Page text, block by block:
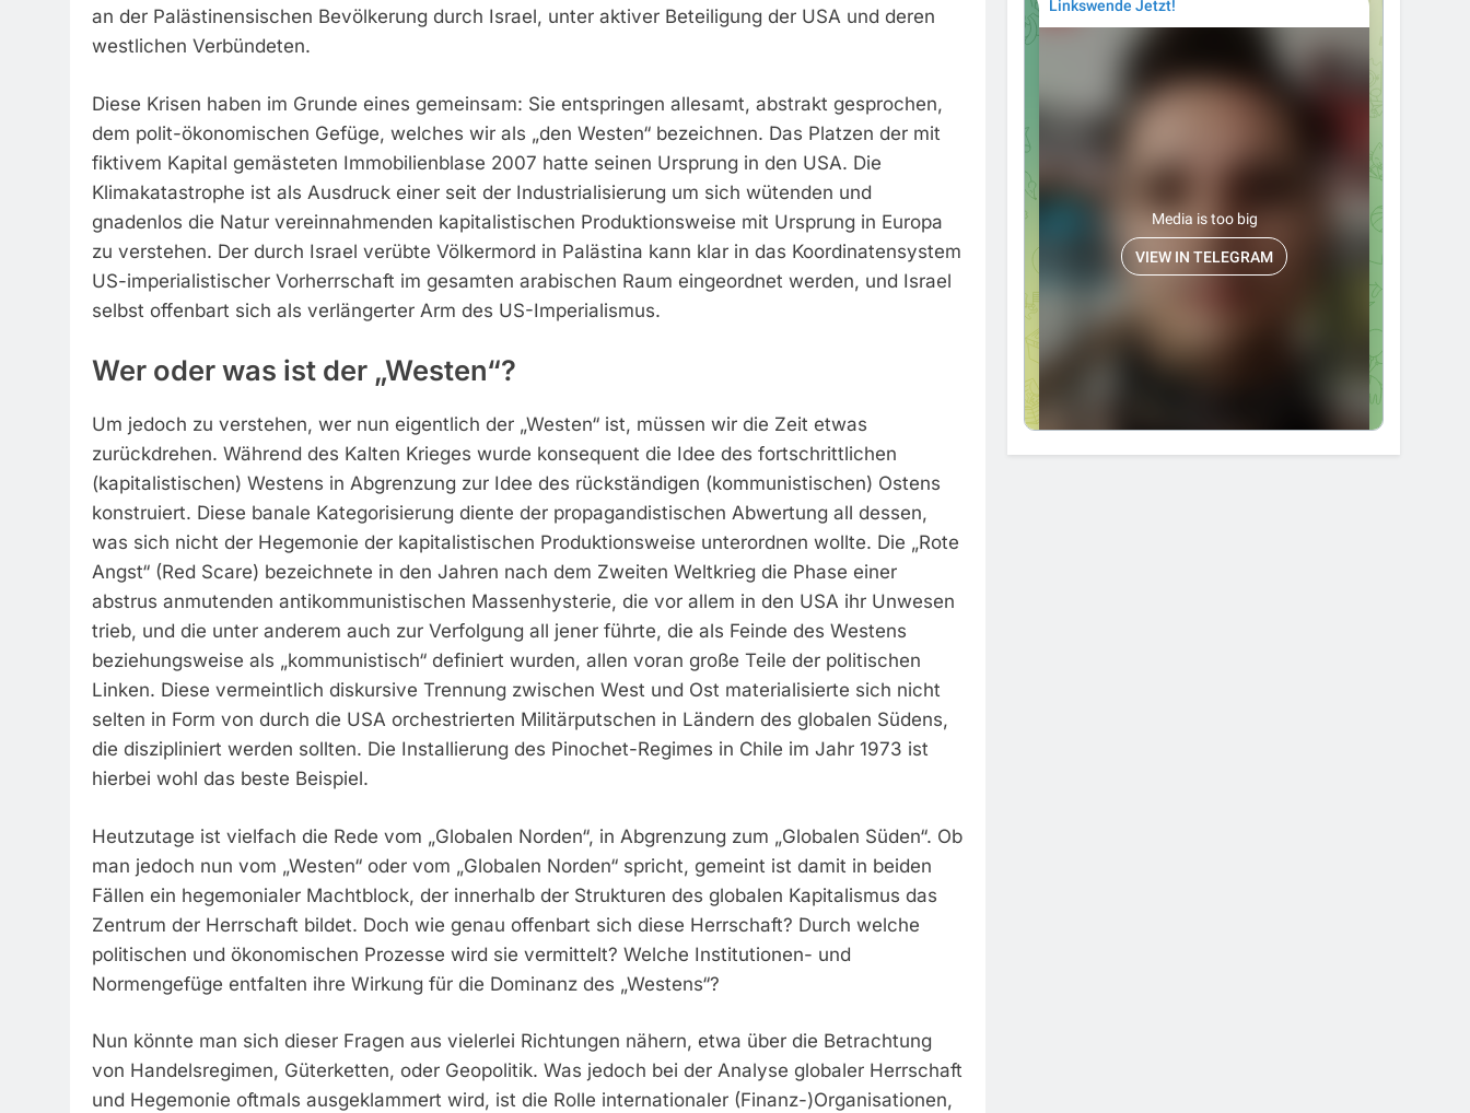
an der Palästinensischen Bevölkerung durch Israel, unter aktiver Beteiligung der USA und deren
westlichen Verbündeten.
Diese Krisen haben im Grunde eines gemeinsam: Sie entspringen allesamt, abstrakt gesprochen,
dem polit-ökonomischen Gefüge, welches wir als „den Westen“ bezeichnen. Das Platzen der mit
fiktivem Kapital gemästeten Immobilienblase 2007 hatte seinen Ursprung in den USA. Die
Klimakatastrophe ist als Ausdruck einer seit der Industrialisierung um sich wütenden und
gnadenlos die Natur vereinnahmenden kapitalistischen Produktionsweise mit Ursprung in Europa
zu verstehen. Der durch Israel verübte Völkermord in Palästina kann klar in das Koordinatensystem
US-imperialistischer Vorherrschaft im gesamten arabischen Raum eingeordnet werden, und Israel
selbst offenbart sich als verlängerter Arm des US-Imperialismus.
Wer oder was ist der „Westen“?
Um jedoch zu verstehen, wer nun eigentlich der „Westen“ ist, müssen wir die Zeit etwas
zurückdrehen. Während des Kalten Krieges wurde konsequent die Idee des fortschrittlichen
(kapitalistischen) Westens in Abgrenzung zur Idee des rückständigen (kommunistischen) Ostens
konstruiert. Diese banale Kategorisierung diente der propagandistischen Abwertung all dessen,
was sich nicht der Hegemonie der kapitalistischen Produktionsweise unterordnen wollte. Die „Rote
Angst“ (Red Scare) bezeichnete in den Jahren nach dem Zweiten Weltkrieg die Phase einer
abstrus anmutenden antikommunistischen Massenhysterie, die vor allem in den USA ihr Unwesen
trieb, und die unter anderem auch zur Verfolgung all jener führte, die als Feinde des Westens
beziehungsweise als „kommunistisch“ definiert wurden, allen voran große Teile der politischen
Linken. Diese vermeintlich diskursive Trennung zwischen West und Ost materialisierte sich nicht
selten in Form von durch die USA orchestrierten Militärputschen in Ländern des globalen Südens,
die diszipliniert werden sollten. Die Installierung des Pinochet-Regimes in Chile im Jahr 1973 ist
hierbei wohl das beste Beispiel.
Heutzutage ist vielfach die Rede vom „Globalen Norden“, in Abgrenzung zum „Globalen Süden“. Ob
man jedoch nun vom „Westen“ oder vom „Globalen Norden“ spricht, gemeint ist damit in beiden
Fällen ein hegemonialer Machtblock, der innerhalb der Strukturen des globalen Kapitalismus das
Zentrum der Herrschaft bildet. Doch wie genau offenbart sich diese Herrschaft? Durch welche
politischen und ökonomischen Prozesse wird sie vermittelt? Welche Institutionen- und
Normengefüge entfalten ihre Wirkung für die Dominanz des „Westens“?
Nun könnte man sich dieser Fragen aus vielerlei Richtungen nähern, etwa über die Betrachtung
von Handelsregimen, Güterketten, oder Geopolitik. Was jedoch bei der Analyse globaler Herrschaft
und Hegemonie oftmals ausgeklammert wird, ist die Rolle internationaler (Finanz-)Organisationen,